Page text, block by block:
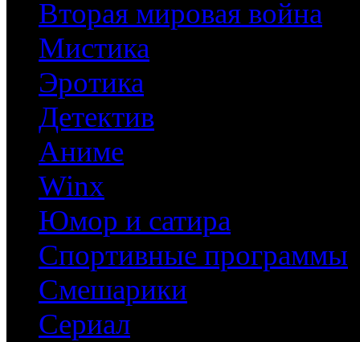
Вторая мировая война
Мистика
Эротика
Детектив
Аниме
Winx
Юмор и сатира
Спортивные программы
Смешарики
Сериал